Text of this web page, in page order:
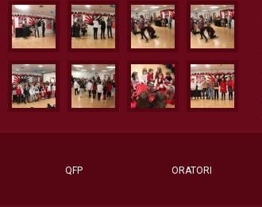
QFP ORATORI